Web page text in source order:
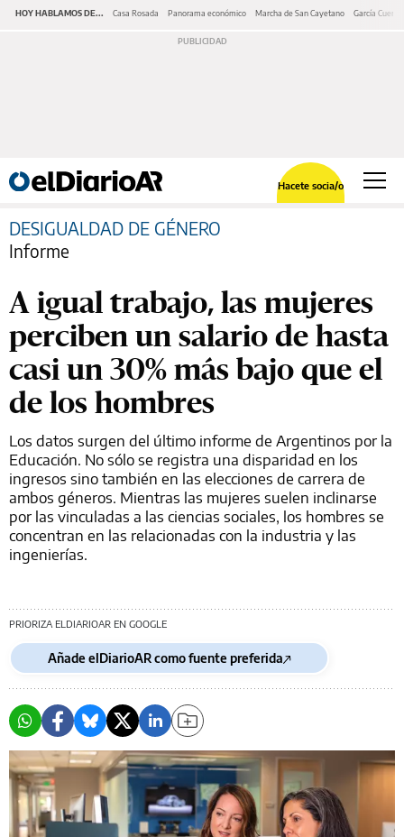
HOY HABLAMOS DE... Casa Rosada Panorama económico Marcha de San Cayetano García Cuerva
Hacete socia/o
DESIGUALDAD DE GÉNERO
Informe
A igual trabajo, las mujeres
perciben un salario de hasta
casi un 30% más bajo que el
de los hombres
Los datos surgen del último informe de Argentinos por la
Educación. No sólo se registra una disparidad en los
ingresos sino también en las elecciones de carrera de
ambos géneros. Mientras las mujeres suelen inclinarse
por las vinculadas a las ciencias sociales, los hombres se
concentran en las relacionadas con la industria y las
ingenierías.
PRIORIZA ELDIARIOAR EN GOOGLE
Añade elDiarioAR como fuente preferida